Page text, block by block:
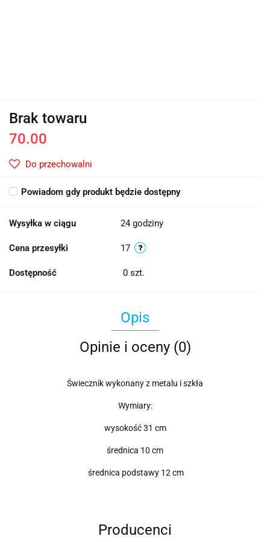
Brak towaru
70.00
Do przechowalni
Powiadom gdy produkt będzie dostępny
Wysyłka w ciągu 24 godziny
Cena przesyłki 17
Dostępność 0 szt.
Opis
Opinie i oceny (0)
Świecznik wykonany z metalu i szkła
Wymiary:
wysokość 31 cm
średnica 10 cm
średnica podstawy 12 cm
Producenci